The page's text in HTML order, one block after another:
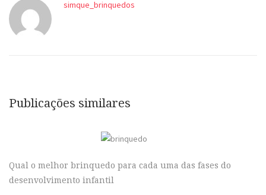
simque_brinquedos
Publicações similares
Qual o melhor brinquedo para cada uma das fases do
desenvolvimento infantil